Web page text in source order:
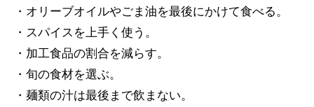
・オリーブオイルやごま油を最後にかけて食べる。
・スパイスを上手く使う。
・加工食品の割合を減らす。
・旬の食材を選ぶ。
・麺類の汁は最後まで飲まない。